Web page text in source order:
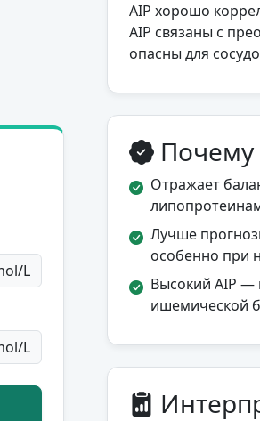
L
L
AIP хорошо
AIP связаны с
опасны для
Отражает
Лучше
особенно при
Высокий AIP —
ишемической